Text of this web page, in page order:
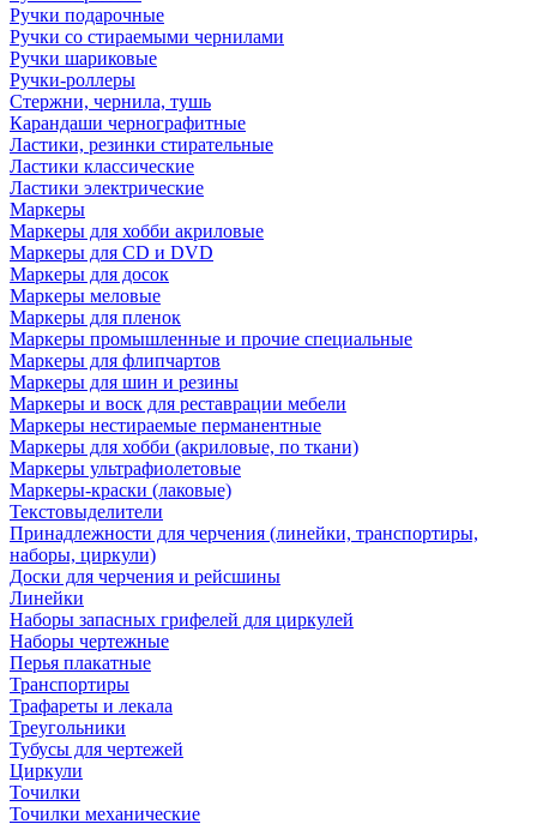
Ручки подарочные
Ручки со стираемыми чернилами
Ручки шариковые
Ручки-роллеры
Стержни, чернила, тушь
Карандаши чернографитные
Ластики, резинки стирательные
Ластики классические
Ластики электрические
Маркеры
Маркеры для хобби акриловые
Маркеры для CD и DVD
Маркеры для досок
Маркеры меловые
Маркеры для пленок
Маркеры промышленные и прочие специальные
Маркеры для флипчартов
Маркеры для шин и резины
Маркеры и воск для реставрации мебели
Маркеры нестираемые перманентные
Маркеры для хобби (акриловые, по ткани)
Маркеры ультрафиолетовые
Маркеры-краски (лаковые)
Текстовыделители
Принадлежности для черчения (линейки, транспортиры,
наборы, циркули)
Доски для черчения и рейсшины
Линейки
Наборы запасных грифелей для циркулей
Наборы чертежные
Перья плакатные
Транспортиры
Трафареты и лекала
Треугольники
Тубусы для чертежей
Циркули
Точилки
Точилки механические